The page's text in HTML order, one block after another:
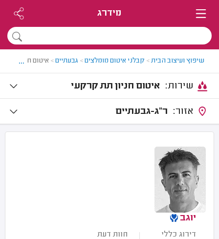
מידרג
שיפוץ ועיצוב הבית> קבלני איטום מומלצים> גבעתיים> איטום חניון תת
...
איטום חניון תת קרקעי
ר"ג-גבעתיים
יוגב
דירוג כללי חוות דעת